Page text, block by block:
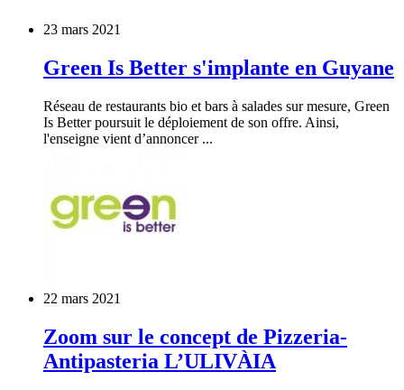
23 mars 2021
Green Is Better s'implante en Guyane
Réseau de restaurants bio et bars à salades sur mesure, Green
Is Better poursuit le déploiement de son offre. Ainsi,
l'enseigne vient d’annoncer ...
22 mars 2021
Zoom sur le concept de Pizzeria-
Antipasteria L’ULIVÀIA